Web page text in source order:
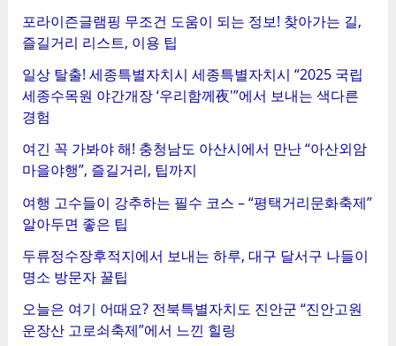
포라이즌글램핑 무조건 도움이 되는 정보! 찾아가는 길,
즐길거리 리스트, 이용 팁
일상 탈출! 세종특별자치시 세종특별자치시 “2025 국립
세종수목원 야간개장 ‘우리함께夜'”에서 보내는 색다른
경험
여긴 꼭 가봐야 해! 충청남도 아산시에서 만난 “아산외암
마을야행”, 즐길거리, 팁까지
여행 고수들이 강추하는 필수 코스 – “평택거리문화축제”
알아두면 좋은 팁
두류정수장후적지에서 보내는 하루, 대구 달서구 나들이
명소 방문자 꿀팁
오늘은 여기 어때요? 전북특별자치도 진안군 “진안고원
운장산 고로쇠축제”에서 느낀 힐링